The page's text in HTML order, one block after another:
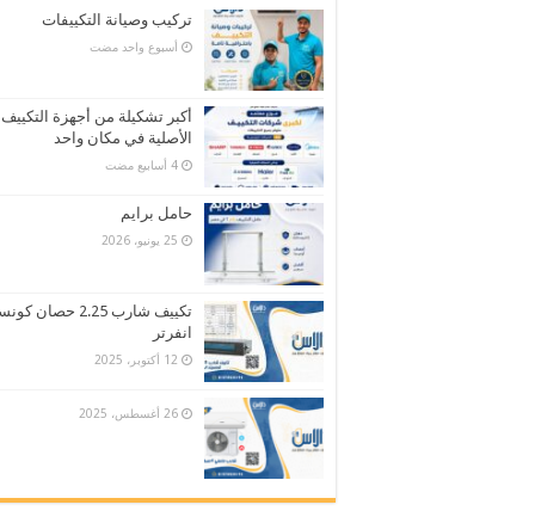
تركيب وصيانة التكييفات
‏أسبوع واحد مضت
أكبر تشكيلة من أجهزة التكييف
الأصلية في مكان واحد
حامل برايم
25 يونيو، 2026
تكييف شارب 2.25 حصان
انفرتر
12 أكتوبر، 2025
26 أغسطس، 2025